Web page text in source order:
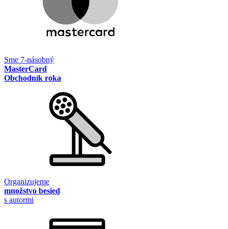
Sme 7-násobný
MasterCard
Obchodník roka
Organizujeme
množstvo besied
s autormi